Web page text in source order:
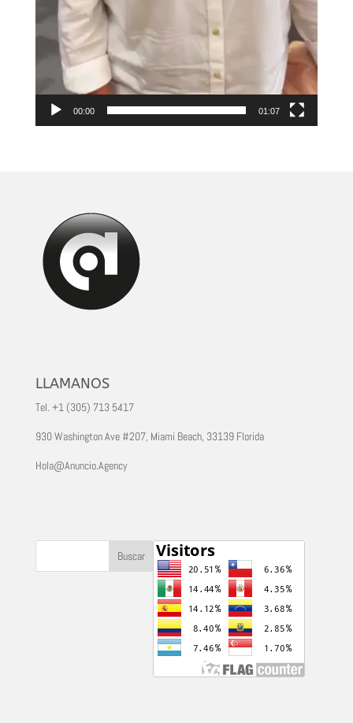
00:00 01:07
LLAMANOS
Tel. +1 (305) 713 5417
930 Washington Ave #207, Miami Beach, 33139 Florida
Hola@Anuncio.Agency